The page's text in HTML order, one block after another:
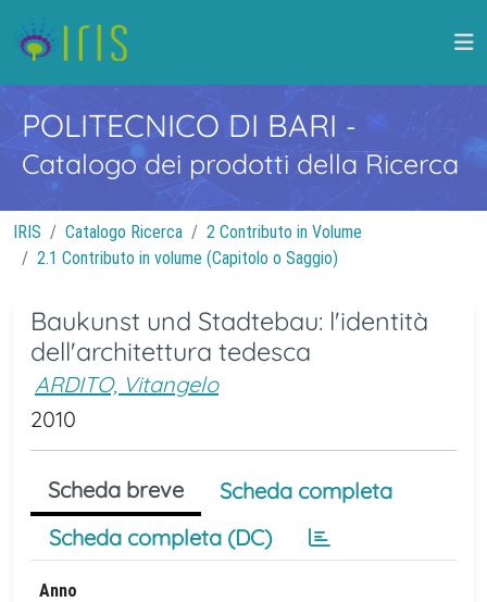
POLITECNICO DI BARI -
Catalogo dei prodotti della Ricerca
IRIS Catalogo Ricerca
2 Contributo in Volume
2.1 Contributo in volume (Capitolo o Saggio)
Baukunst und Stadtebau: l'identità
dell'architettura tedesca
ARDITO, Vitangelo
2010
Scheda breve
Scheda completa
Scheda completa (DC)
Anno